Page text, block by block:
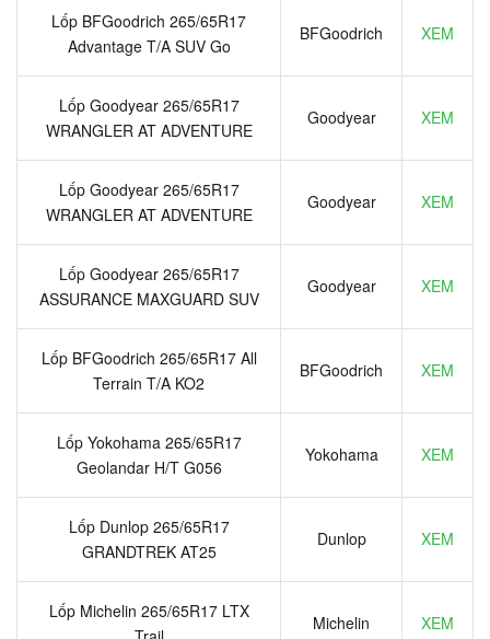
Lốp BFGoodrich 265/65R17
Advantage T/A SUV Go
BFGoodrich XEM
Lốp Goodyear 265/65R17
WRANGLER AT ADVENTURE
Goodyear XEM
Lốp Goodyear 265/65R17
WRANGLER AT ADVENTURE
Goodyear XEM
Lốp Goodyear 265/65R17
ASSURANCE MAXGUARD SUV
Goodyear XEM
Lốp BFGoodrich 265/65R17 All
Terrain T/A KO2
BFGoodrich XEM
Lốp Yokohama 265/65R17
Geolandar H/T G056
Yokohama XEM
Lốp Dunlop 265/65R17
GRANDTREK AT25
Dunlop XEM
Lốp Michelin 265/65R17 LTX
Michelin XEM